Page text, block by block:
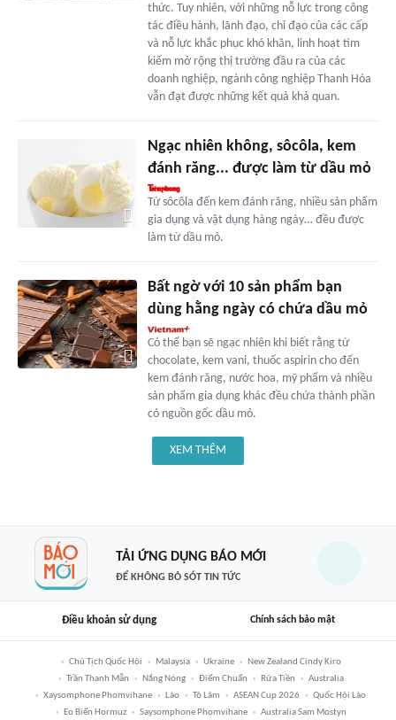
thức. Tuy nhiên, với những nỗ lực trong công
tác điều hành, lãnh đạo, chỉ đạo của các cấp
và nỗ lực khắc phục khó khăn, linh hoạt tìm
kiếm mở rộng thị trường đầu ra của các
doanh nghiệp, ngành công nghiệp Thanh Hóa
vẫn đạt được những kết quả khả quan.
Ngạc nhiên không, sôcôla, kem
đánh răng... được làm từ dầu mỏ
Từ sôcôla đến kem đánh răng, nhiều sản phẩm
gia dụng và vật dụng hàng ngày… đều được
làm từ dầu mỏ.
Bất ngờ với 10 sản phẩm bạn
dùng hằng ngày có chứa dầu mỏ
Có thể bạn sẽ ngạc nhiên khi biết rằng từ
chocolate, kem vani, thuốc aspirin cho đến
kem đánh răng, nước hoa, mỹ phẩm và nhiều
sản phẩm gia dụng khác đều chứa thành phần
có nguồn gốc dầu mỏ.
XEM THÊM
TẢI ỨNG DỤNG BÁO MỚI
ĐỂ KHÔNG BỎ SÓT TIN TỨC
Điều khoản sử dụng Chính sách bảo mật
Chủ Tịch Quốc Hội Malaysia Ukraine
New Zealand Cindy Kiro
Trần Thanh Mẫn
Nắng Nóng Điểm Chuẩn Rửa Tiền
Australia
Xaysomphone Phomvihane
Lào Tô Lâm ASEAN Cup 2026
Quốc Hội Lào
Eo Biển Hormuz
Saysomphone Phomvihane Australia Sam Mostyn